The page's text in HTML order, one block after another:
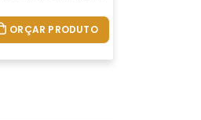
ORÇAR PRODUTO